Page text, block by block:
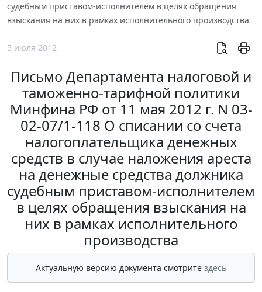
судебным приставом-исполнителем в целях обращения
взыскания на них в рамках исполнительного производства
5 июля 2012
Письмо Департамента налоговой и
таможенно-тарифной политики
Минфина РФ от 11 мая 2012 г. N 03-
02-07/1-118 О списании со счета
налогоплательщика денежных
средств в случае наложения ареста
на денежные средства должника
судебным приставом-исполнителем
в целях обращения взыскания на
них в рамках исполнительного
производства
Актуальную версию документа смотрите здесь